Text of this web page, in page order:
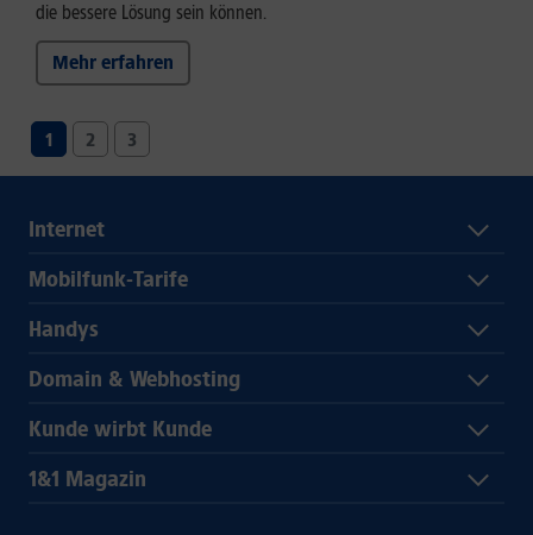
die bessere Lösung sein können.
Mehr erfahren
1 2 3
Internet
Mobilfunk-Tarife
Handys
Domain & Webhosting
Kunde wirbt Kunde
1&1 Magazin